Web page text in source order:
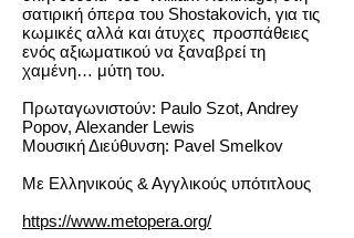
σατιρική όπερα του Shostakovich, για τις
κωμικές αλλά και άτυχες προσπάθειες
ενός αξιωματικού να ξαναβρεί τη
χαμένη… μύτη του.
Πρωταγωνιστούν: Paulo Szot, Andrey
Popov, Alexander Lewis
Μουσική Διεύθυνση: Pavel Smelkov
Με Ελληνικούς & Αγγλικούς υπότιτλους
https://www.metopera.org/